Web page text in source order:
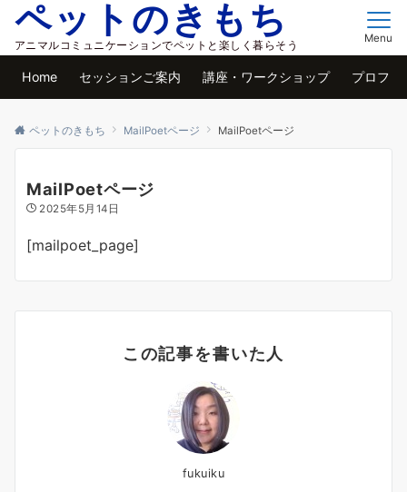
ペットのきもち
アニマルコミュニケーションでペットと楽しく暮らそう
Menu
Home セッションご案内 講座・ワークショップ プロフィ
ペットのきもち MailPoetページ MailPoetページ
MailPoetページ
2025年5月14日
[mailpoet_page]
この記事を書いた人
fukuiku